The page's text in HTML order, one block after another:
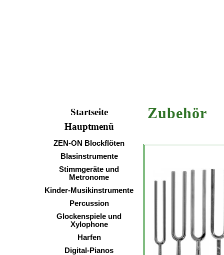
Startseite
Hauptmenü
ZEN-ON Blockflöten
Blasinstrumente
Stimmgeräte und
Metronome
Kinder-Musikinstrumente
Percussion
Glockenspiele und
Xylophone
Harfen
Digital-Pianos